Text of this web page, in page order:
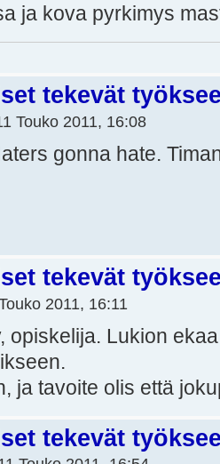
ja kova pyrkimys
tekevät
Touko 2011, 16:08
gonna hate.
tekevät
2011, 16:11
opiskelija. Lukion
ja tavoite olis että
tekevät